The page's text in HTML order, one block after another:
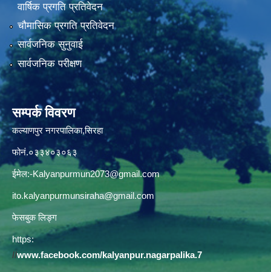
वार्षिक प्रगति प्रतिवेदन
चौमासिक प्रगति प्रतिवेदन
सार्वजनिक सुनुवाई
सार्वजनिक परीक्षण
सम्पर्क विवरण
कल्याणपुर नगरपालिका,सिरहा
फोनं.०३३४०३०६३
ईमेल:-Kalyanpurmun2073@gmail.com
ito.kalyanpurmunsiraha@gmail.com
फेसबुक लिङ्ग
https:
//www.facebook.com/kalyanpur.nagarpalika.7